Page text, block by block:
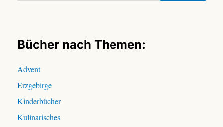
c
n
n
c
h
:
Bücher nach Themen:
Advent
Erzgebirge
Kinderbücher
Kulinarisches